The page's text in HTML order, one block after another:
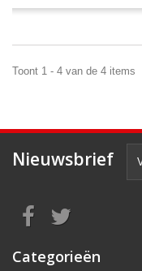
Toont 1 - 4 van de 4 items
Nieuwsbrief
Categorieën